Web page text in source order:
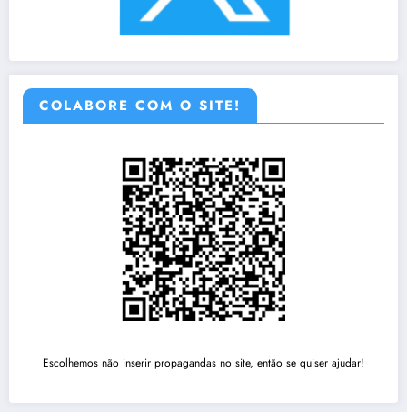
COLABORE COM O SITE!
Escolhemos não inserir propagandas no site, então se quiser ajudar!